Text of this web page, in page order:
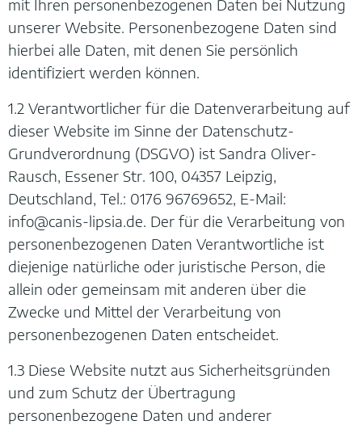
mit Ihren personenbezogenen Daten bei Nutzung
unserer Website. Personenbezogene Daten sind
hierbei alle Daten, mit denen Sie persönlich
identifiziert werden können.
1.2 Verantwortlicher für die Datenverarbeitung auf
dieser Website im Sinne der Datenschutz-
Grundverordnung (DSGVO) ist Sandra Oliver-
Rausch, Essener Str. 100, 04357 Leipzig,
Deutschland, Tel.: 0176 96769652, E-Mail:
info@canis-lipsia.de. Der für die Verarbeitung von
personenbezogenen Daten Verantwortliche ist
diejenige natürliche oder juristische Person, die
allein oder gemeinsam mit anderen über die
Zwecke und Mittel der Verarbeitung von
personenbezogenen Daten entscheidet.
1.3 Diese Website nutzt aus Sicherheitsgründen
und zum Schutz der Übertragung
personenbezogene Daten und anderer